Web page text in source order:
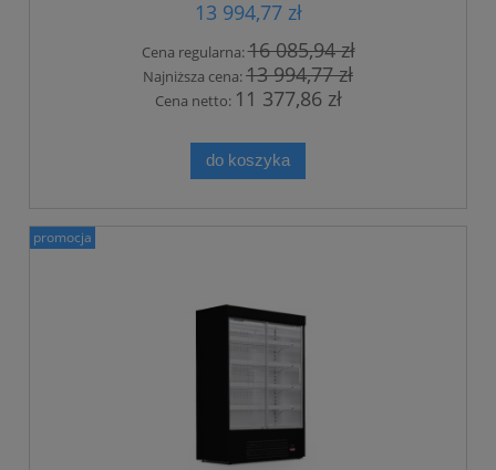
13 994,77 zł
Cena regularna:16 085,94 zł
Najniższa cena:13 994,77 zł
Cena netto: 11 377,86 zł
do koszyka
promocja